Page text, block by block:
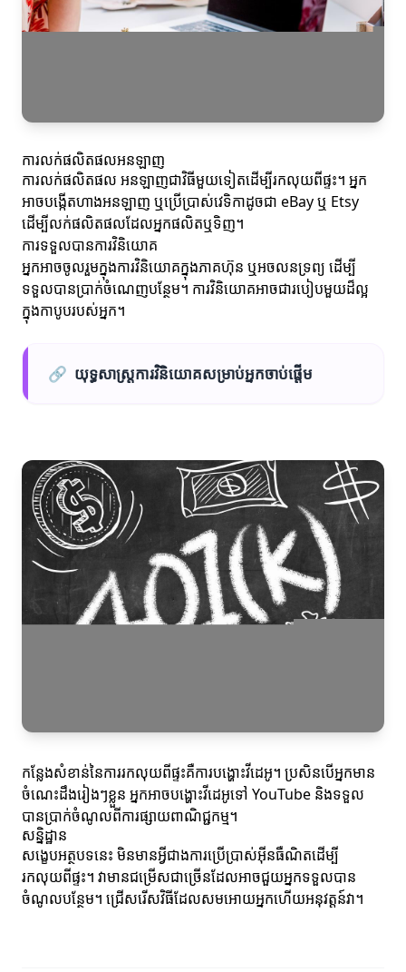
ការលក់ផលិតផលអនឡាញ
ការលក់ផលិតផល អនឡាញជាវិធីមួយទៀតដើម្បីរកលុយពីផ្ទះ។ អ្នក
អាចបង្កើតហាងអនឡាញ ឬប្រើប្រាស់វេទិកាដូចជា eBay ឬ Etsy
ដើម្បីលក់ផលិតផលដែលអ្នកផលិតឬទិញ។
ការទទួលបានការវិនិយោគ
អ្នកអាចចូលរួមក្នុងការវិនិយោគក្នុងភាគហ៊ុន ឬអចលនទ្រព្យ ដើម្បី
ទទួលបានប្រាក់ចំណេញបន្ថែម។ ការវិនិយោគអាចជារបៀបមួយដ៏ល្អ
ក្នុងកាបូបរបស់អ្នក។
🔗 យុទ្ធសាស្ត្រការវិនិយោគសម្រាប់អ្នកចាប់ផ្តើម
កន្លែងសំខាន់នៃការរកលុយពីផ្ទះគឺការបង្ហោះវីដេអូ។ ប្រសិនបើអ្នកមាន
ចំណេះដឹងរៀងៗខ្លួន អ្នកអាចបង្ហោះវីដេអូទៅ YouTube និងទទួល
បានប្រាក់ចំណូលពីការផ្សាយពាណិជ្ជកម្ម។
សន្និដ្ឋាន
សង្ខេបអត្ថបទនេះ មិនមានអ្វីជាងការប្រើប្រាស់អ៊ីនធឺណិតដើម្បី
រកលុយពីផ្ទះ។ វាមានជម្រើសជាច្រើនដែលអាចជួយអ្នកទទួលបាន
ចំណូលបន្ថែម។ ជ្រើសរើសវិធីដែលសមអោយអ្នកហើយអនុវត្តន៍វា។